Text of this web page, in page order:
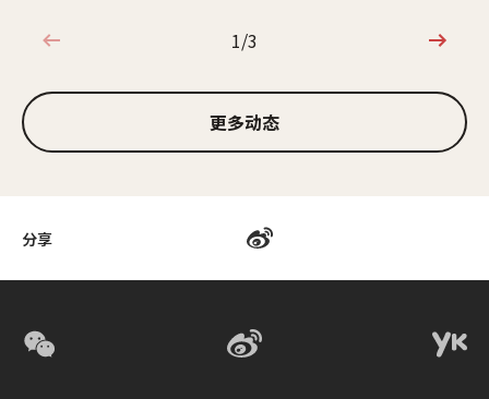
分享
1/3
1/3
更多动态